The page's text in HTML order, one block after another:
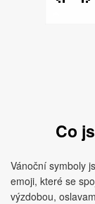
Co
Vánoční symboly
emoji, které se
výzdobou,